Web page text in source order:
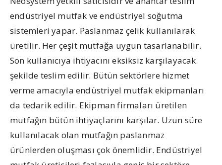
endüstriyel mutfak ve endüstriyel soğutma
sistemleri yapar. Paslanmaz çelik kullanılarak
üretilir. Her çeşit mutfağa uygun tasarlanabilir.
Son kullanıcıya ihtiyacını eksiksiz karşılayacak
şekilde teslim edilir. Bütün sektörlere hizmet
verme amacıyla endüstriyel mutfak ekipmanları
da tedarik edilir. Ekipman firmaları üretilen
mutfağın bütün ihtiyaçlarını karşılar. Uzun süre
kullanılacak olan mutfağın paslanmaz
ürünlerden oluşması çok önemlidir. Endüstriyel